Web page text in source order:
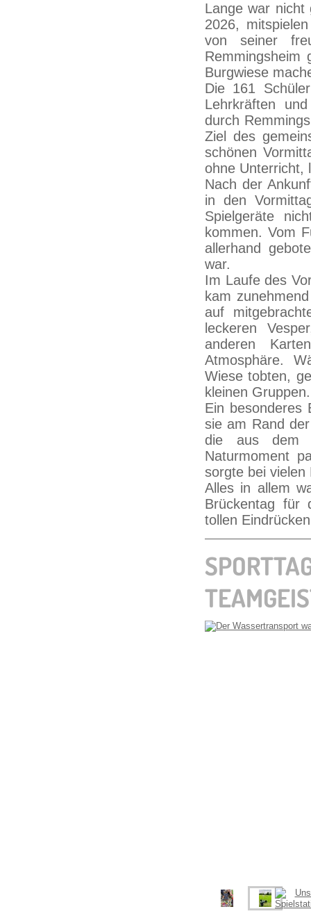
Lange war
2026,
von seiner
Burgwiese
Die 161
Lehrkräften
durch
Ziel des
schönen
ohne Unterricht,
Nach der
in den
Spielgeräte
kommen. Vom
allerhand
war.
Im Laufe des
kam
auf
leckeren
anderen
Atmosphäre.
Wiese tobten,
kleinen Gruppen.
Ein besonderes
sie am Rand
die aus dem
Naturmoment
sorgte bei vielen
Alles in allem
Brückentag für
tollen